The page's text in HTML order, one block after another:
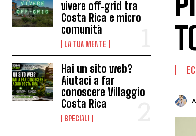
vivere off‑grid tra
Costa Rica e micro
comunità
LA TUA MENTE
Hai un sito web?
Aiutaci a far
conoscere Villaggio
Costa Rica
SPECIALI